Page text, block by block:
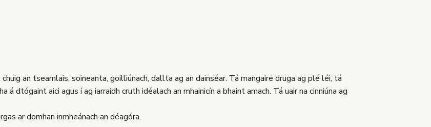
an tseamlais, soineanta, goilliúnach, dallta ag an dainséar. Tá mangaire druga ag plé léi, tá
dtógaint aici agus í ag iarraidh cruth idéalach an mhainicín a bhaint amach. Tá uair na cinniúna ag
ar domhan inmheánach an déagóra.